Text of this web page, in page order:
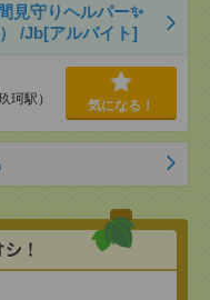
見守りヘルパー✨
/Jb[アルバイト]
珂駅） 気になる！